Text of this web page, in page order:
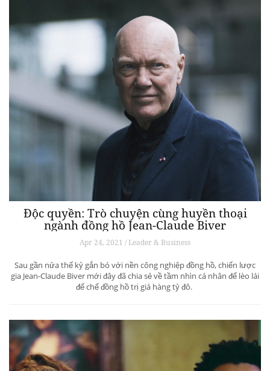
Độc quyền: Trò chuyện cùng huyền thoại
ngành đồng hồ Jean-Claude Biver
Apr 24, 2021 / Leader & Business
Sau gần nửa thế kỷ gắn bó với nền công nghiệp đồng hồ, chiến lược
gia Jean-Claude Biver mới đây đã chia sẻ về tầm nhìn cá nhân để lèo lái
đế chế đồng hồ trị giá hàng tỷ đô.